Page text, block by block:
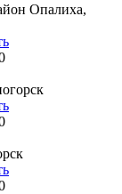
Опалиха,